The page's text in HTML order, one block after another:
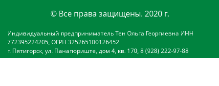
© Все права защищены. 2020 г.
Индивидуальный предприниматель Тен Ольга Георгиевна ИНН
772395224205, ОГРН 325265100126452
г. Пятигорск, ул. Панагюриште, дом 4, кв. 170, 8 (928) 222-97-88